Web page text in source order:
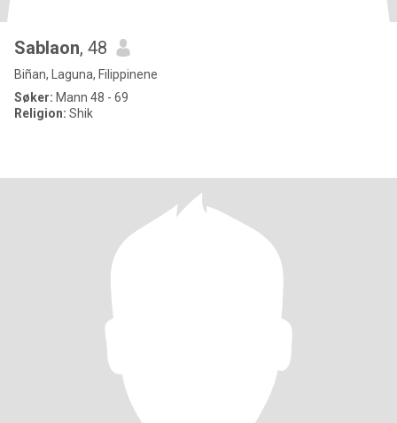
Sablaon, 48
Biñan, Laguna, Filippinene
Søker: Mann 48 - 69
Religion: Shik